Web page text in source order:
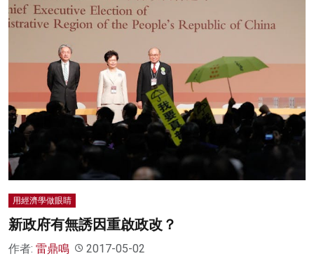
用經濟學做眼睛
新政府有無誘因重啟政改？
作者: 雷鼎鳴 2017-05-02